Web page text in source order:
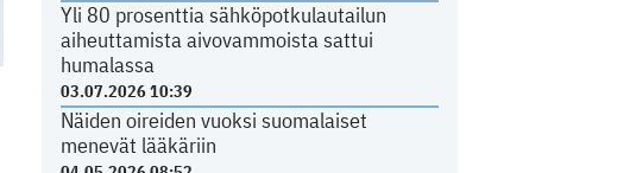
Yli 80 prosenttia sähköpotkulautailun
aiheuttamista aivovammoista sattui
humalassa
03.07.2026 10:39
Näiden oireiden vuoksi suomalaiset
menevät lääkäriin